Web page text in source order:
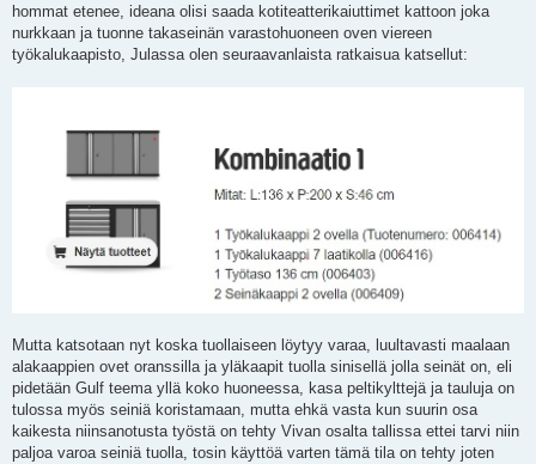
hommat etenee, ideana olisi saada kotiteatterikaiuttimet kattoon joka
nurkkaan ja tuonne takaseinän varastohuoneen oven viereen
työkalukaapisto, Julassa olen seuraavanlaista ratkaisua katsellut:
Mutta katsotaan nyt koska tuollaiseen löytyy varaa, luultavasti maalaan
alakaappien ovet oranssilla ja yläkaapit tuolla sinisellä jolla seinät on, eli
pidetään Gulf teema yllä koko huoneessa, kasa peltikylttejä ja tauluja on
tulossa myös seiniä koristamaan, mutta ehkä vasta kun suurin osa
kaikesta niinsanotusta työstä on tehty Vivan osalta tallissa ettei tarvi niin
paljoa varoa seiniä tuolla, tosin käyttöä varten tämä tila on tehty joten